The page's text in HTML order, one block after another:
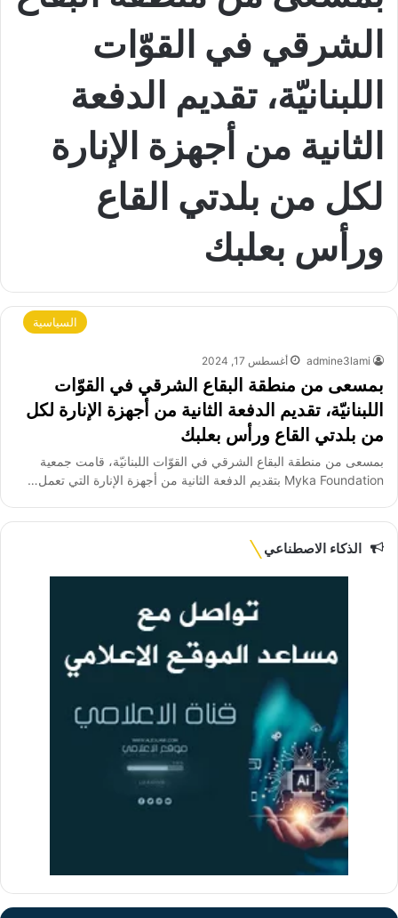
الشرقي في القوّات
اللبنانيّة، تقديم الدفعة
الثانية من أجهزة الإنارة
لكل من بلدتي القاع
ورأس بعلبك
السياسية
admine3lami أغسطس 17, 2024
بمسعى من منطقة البقاع الشرقي في القوّات
اللبنانيّة، تقديم الدفعة الثانية من أجهزة الإنارة لكل
من بلدتي القاع ورأس بعلبك
بمسعى من منطقة البقاع الشرقي في القوّات اللبنانيّة، قامت جمعية
Myka Foundation بتقديم الدفعة الثانية من أجهزة الإنارة التي تعمل…
الذكاء الاصطناعي